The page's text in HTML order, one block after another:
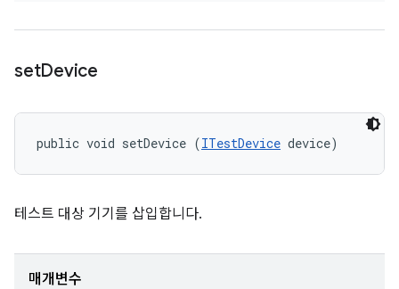
setDevice
public void setDevice (ITestDevice device)
테스트 대상 기기를 삽입합니다.
매개변수